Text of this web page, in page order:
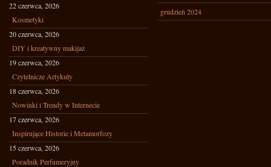
22 czerwca, 2026
Kosmetyki
20 czerwca, 2026
DIY i kreatywny makijaż
19 czerwca, 2026
Czytelnicze Artykuły
18 czerwca, 2026
Nowinki i Trendy w Internecie
17 czerwca, 2026
Inspirujące Historie i Metamorfozy
15 czerwca, 2026
Poradnik Perfumeryjny
grudzień 2024